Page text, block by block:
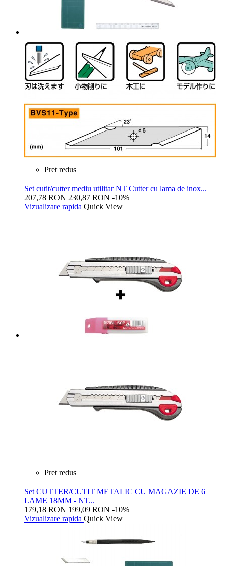
Pret redus
Set cutit/cutter mediu utilitar NT Cutter cu lama de inox...
207,78 RON 230,87 RON -10%
Vizualizare rapida Quick View
Pret redus
Set CUTTER/CUTIT METALIC CU MAGAZIE DE 6
LAME 18MM - NT...
179,18 RON 199,09 RON -10%
Vizualizare rapida Quick View